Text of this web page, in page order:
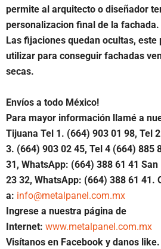
permite al arquitecto o diseñador
personalizacion final de la fachada.
Las fijaciones quedan ocultas, este
utilizar para conseguir fachadas
secas.
Envíos a todo México!
Para mayor información llamé a
Tijuana Tel 1. (664) 903 01 98, Tel
3. (664) 903 02 45, Tel 4 (664) 885
31, WhatsApp: (664) 388 61 41
23 32, WhatsApp: (664) 388 61 41.
a: info@metalpanel.com.mx
Ingrese a nuestra página de
Internet: www.metalpanel.com.mx
Visítanos en Facebook y danos like.